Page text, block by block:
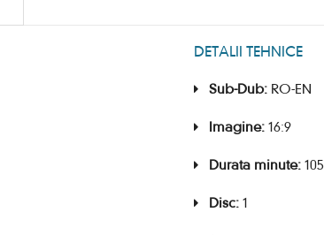
DETALII TEHNICE
Sub-Dub: RO-EN
Imagine: 16:9
Durata minute: 105
Disc: 1